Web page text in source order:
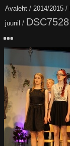
Avaleht / 2014/2015 /
juunil / DSC7528